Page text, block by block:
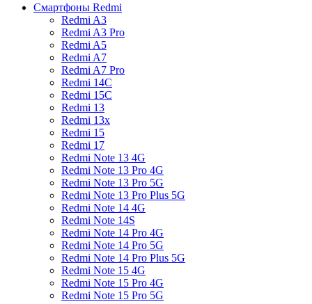
Смартфоны Redmi
Redmi A3
Redmi A3 Pro
Redmi A5
Redmi A7
Redmi A7 Pro
Redmi 14C
Redmi 15C
Redmi 13
Redmi 13x
Redmi 15
Redmi 17
Redmi Note 13 4G
Redmi Note 13 Pro 4G
Redmi Note 13 Pro 5G
Redmi Note 13 Pro Plus 5G
Redmi Note 14 4G
Redmi Note 14S
Redmi Note 14 Pro 4G
Redmi Note 14 Pro 5G
Redmi Note 14 Pro Plus 5G
Redmi Note 15 4G
Redmi Note 15 Pro 4G
Redmi Note 15 Pro 5G